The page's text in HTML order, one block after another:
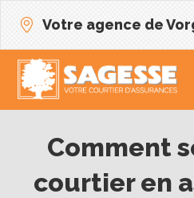
Votre agence de
Comment
courtier en